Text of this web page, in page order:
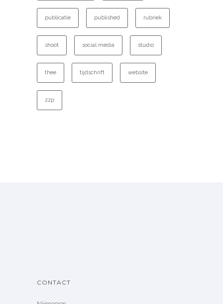
publicatie published rubriek
shoot social media studio
thee tijdschrift website
zzp
CONTACT